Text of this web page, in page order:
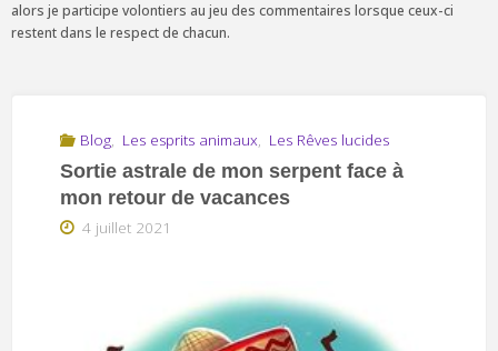
alors je participe volontiers au jeu des commentaires lorsque ceux-ci
restent dans le respect de chacun.
Blog, Les esprits animaux, Les Rêves lucides
Sortie astrale de mon serpent face à
mon retour de vacances
4 juillet 2021